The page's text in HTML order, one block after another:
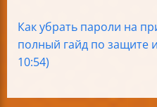
Как убрать пароли на
полный гайд по защите
10:54)